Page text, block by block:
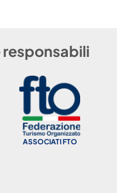
ASSOCIATI FTO